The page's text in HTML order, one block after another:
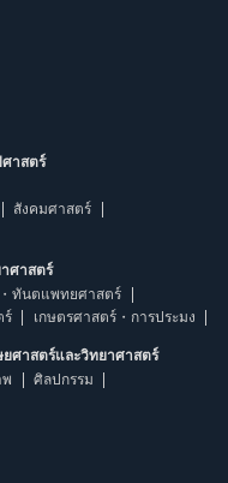
าสตร์
สังคมศาสตร์
ศาสตร์
ทันตแพทยศาสตร์
ร์ เกษตรศาสตร์・การประมง
ศาสตร์และวิทยาศาสตร์
ศิลปกรรม